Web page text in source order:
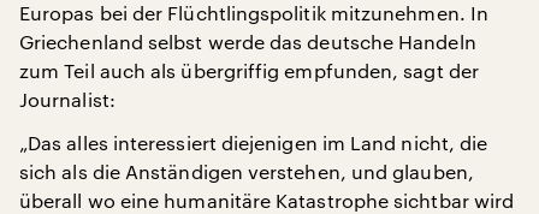
Europas bei der Flüchtlingspolitik mitzunehmen. In
Griechenland selbst werde das deutsche Handeln
zum Teil auch als übergriffig empfunden, sagt der
Journalist:
„Das alles interessiert diejenigen im Land nicht, die
sich als die Anständigen verstehen, und glauben,
überall wo eine humanitäre Katastrophe sichtbar wird